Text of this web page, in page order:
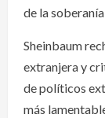
de la
Sheinbaum
extranjera y
de políticos
más